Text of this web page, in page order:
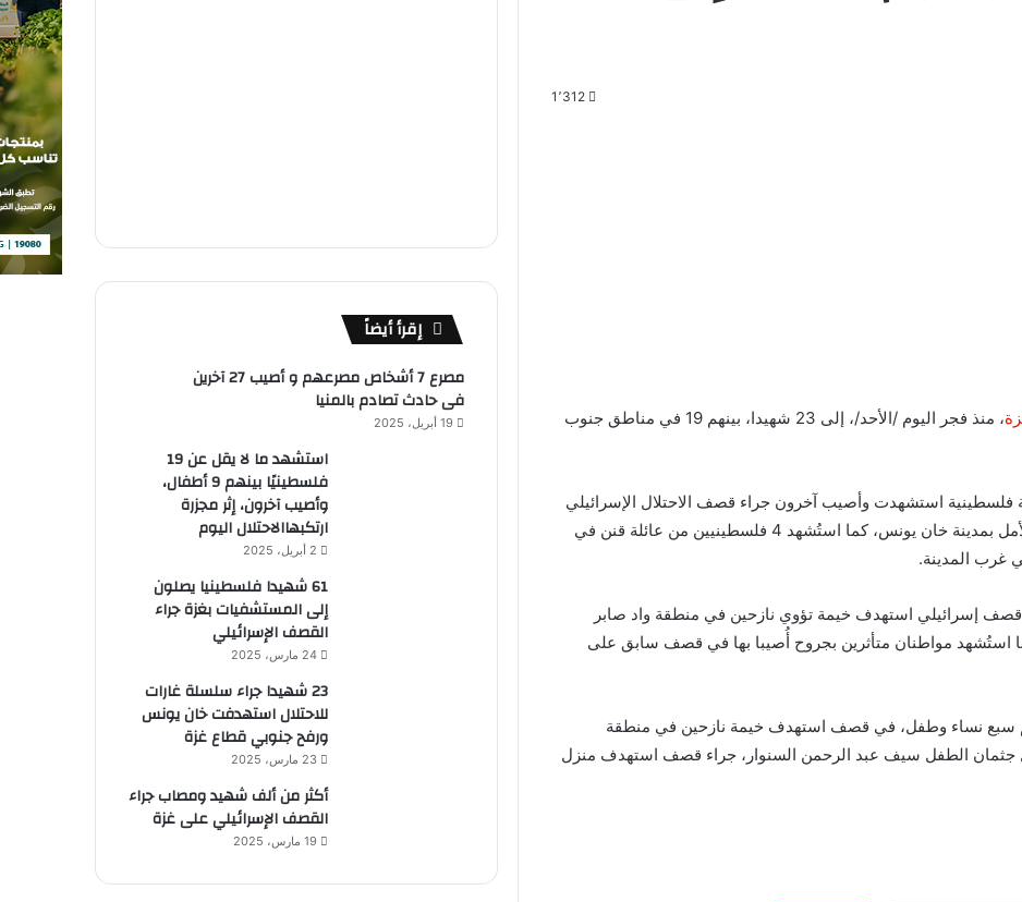
1٬312
، منذ فجر اليوم /الأحد/، إلى 23 شهيدا، بينهم 19 في مناطق جنوب
فلسطينية استشهدت وأصيب آخرون جراء قصف الاحتلال الإسرائيلي
منزل عائلة الصحفي رامي أبو شمالة في حي الأمل بمدينة خان يونس، كما استُشهد 4 فلسطينيين من عائلة قنن في
المدينة.
إسرائيلي استهدف خيمة تؤوي نازحين في منطقة واد صابر
مواطنان متأثرين بجروح أُصيبا بها في قصف سابق على
10 فلسطينيين، بينهم سبع نساء وطفل، في قصف استهدف خيمة نازحين في منطقة
جثمان الطفل سيف عبد الرحمن السنوار، جراء قصف استهدف منزل
*رساله لاصحاب القلوب الرحيمه*
إقرأ أيضاً
مصرع 7 أشخاص مصرعهم و أصيب 27 آخرين
فى حادث تصادم بالمنيا
19 أبريل، 2025
استشهد ما لا يقل عن 19
فلسطينيًا بينهم 9 أطفال،
وأصيب آخرون، إثر مجزرة
ارتكبهاالاحتلال اليوم
2 أبريل، 2025
61 شهيدا فلسطينيا يصلون
إلى المستشفيات بغزة جراء
القصف الإسرائيلي
24 مارس، 2025
23 شهيدا جراء سلسلة غارات
للاحتلال استهدفت خان يونس
ورفح جنوبي قطاع غزة
23 مارس، 2025
أكثر من ألف شهيد ومصاب جراء
القصف الإسرائيلي على غزة
19 مارس، 2025